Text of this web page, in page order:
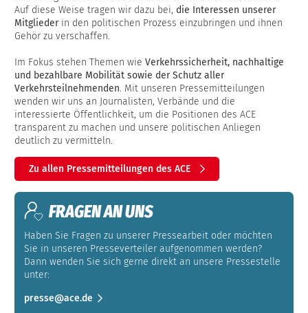
Auf diese Weise tragen wir dazu bei, die Interessen unserer
Mitgliederin den politischen Prozess einzubringen und ihnen
Gehör zu verschaffen.
Im Fokus stehen Themen wie Verkehrssicherheit, nachhaltige
und bezahlbare Mobilität sowie der Schutz aller
Verkehrsteilnehmenden. Mit unseren Pressemitteilungen
wenden wir uns an Journalisten, Verbände und die
interessierte Öffentlichkeit, um die Positionen des ACE
transparent zu machen und unsere politischen Anliegen
deutlich zu vermitteln.
Zu allen Pressemitteilungen des ACE
FRAGEN AN UNS
Haben Sie Fragen zu unserer Pressearbeit oder möchten
Sie in unseren Presseverteiler aufgenommen werden?
Dann wenden Sie sich gerne direkt an unsere Pressestelle
unter:
presse@ace.de